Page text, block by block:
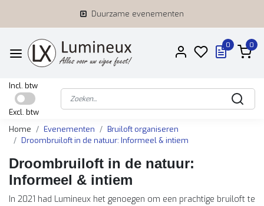
Duurzame evenementen
0 0
Incl. btw
Excl. btw
Home
Evenementen
Bruiloft organiseren
Droombruiloft in de natuur: Informeel & intiem
Droombruiloft in de natuur:
Informeel & intiem
In 2021 had Lumineux het genoegen om een prachtige bruiloft te